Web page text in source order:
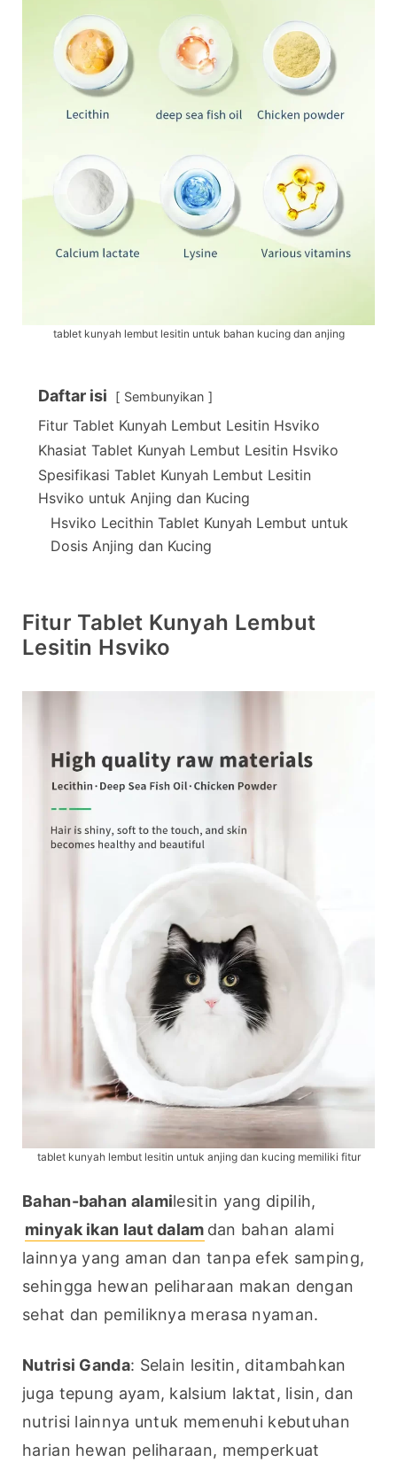
tablet kunyah lembut lesitin untuk bahan kucing dan anjing
Daftar isi Sembunyikan
Fitur Tablet Kunyah Lembut Lesitin Hsviko
Khasiat Tablet Kunyah Lembut Lesitin Hsviko
Spesifikasi Tablet Kunyah Lembut Lesitin
Hsviko untuk Anjing dan Kucing
Hsviko Lecithin Tablet Kunyah Lembut untuk
Dosis Anjing dan Kucing
Fitur Tablet Kunyah Lembut
Lesitin Hsviko
tablet kunyah lembut lesitin untuk anjing dan kucing memiliki fitur
Bahan-bahan alami
minyak ikan laut dalam dan bahan alami
lainnya yang aman dan tanpa efek samping,
sehingga hewan peliharaan makan dengan
sehat dan pemiliknya merasa nyaman.
Nutrisi Ganda: Selain lesitin, ditambahkan
juga tepung ayam, kalsium laktat, lisin, dan
nutrisi lainnya untuk memenuhi kebutuhan
harian hewan peliharaan, memperkuat